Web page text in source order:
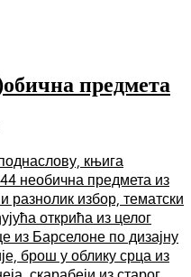
предмета
књига
необична предмета из
избор, тематски
открића из целог
из Барселоне по дизајну
брош у облику срца из